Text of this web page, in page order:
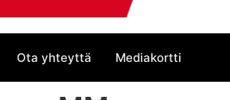
Ota yhteyttä Mediakortti